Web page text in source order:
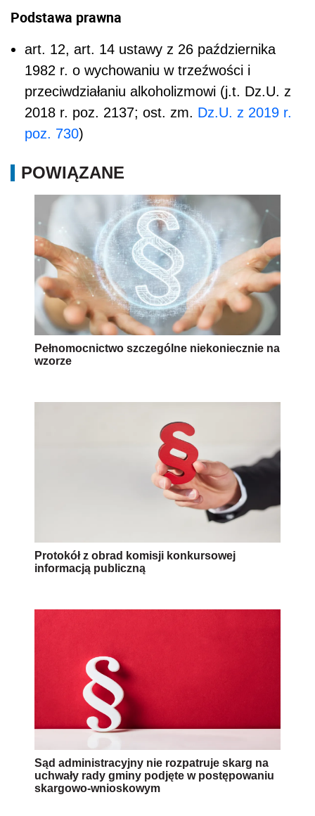
Podstawa prawna
art. 12, art. 14 ustawy z 26 października
1982 r. o wychowaniu w trzeźwości i
przeciwdziałaniu alkoholizmowi (j.t. Dz.U. z
2018 r. poz. 2137; ost. zm. Dz.U. z 2019 r.
poz. 730)
POWIĄZANE
Pełnomocnictwo szczególne niekoniecznie na
wzorze
Protokół z obrad komisji konkursowej
informacją publiczną
Sąd administracyjny nie rozpatruje skarg na
uchwały rady gminy podjęte w postępowaniu
skargowo-wnioskowym